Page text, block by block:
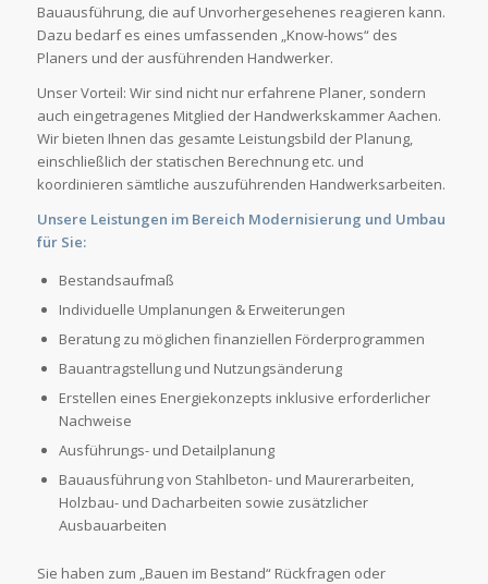
Bauausführung, die auf Unvorhergesehenes reagieren kann.
Dazu bedarf es eines umfassenden „Know-hows“ des
Planers und der ausführenden Handwerker.
Unser Vorteil: Wir sind nicht nur erfahrene Planer, sondern
auch eingetragenes Mitglied der Handwerkskammer Aachen.
Wir bieten Ihnen das gesamte Leistungsbild der Planung,
einschließlich der statischen Berechnung etc. und
koordinieren sämtliche auszuführenden Handwerksarbeiten.
Unsere Leistungen im Bereich Modernisierung und Umbau
für Sie:
Bestandsaufmaß
Individuelle Umplanungen & Erweiterungen
Beratung zu möglichen finanziellen Förderprogrammen
Bauantragstellung und Nutzungsänderung
Erstellen eines Energiekonzepts inklusive erforderlicher
Nachweise
Ausführungs- und Detailplanung
Bauausführung von Stahlbeton- und Maurerarbeiten,
Holzbau- und Dacharbeiten sowie zusätzlicher
Ausbauarbeiten
Sie haben zum „Bauen im Bestand“ Rückfragen oder